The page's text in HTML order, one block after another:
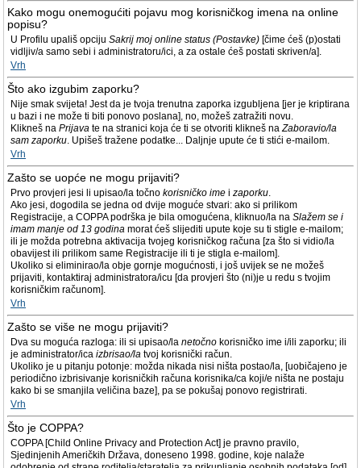
Kako mogu onemogućiti pojavu mog korisničkog imena na online
popisu?
U Profilu upališ opciju Sakrij moj online status (Postavke) [čime ćeš (p)ostati
vidljiv/a samo sebi i administratoru/ici, a za ostale ćeš postati skriven/a].
Vrh
Što ako izgubim zaporku?
Nije smak svijeta! Jest da je tvoja trenutna zaporka izgubljena [jer je kriptirana
u bazi i ne može ti biti ponovo poslana], no, možeš zatražiti novu.
Klikneš na Prijava te na stranici koja će ti se otvoriti klikneš naZaboravio/la
sam zaporku. Upišeš tražene podatke... Daljnje upute će ti stići e-mailom.
Vrh
Zašto se uopće ne mogu prijaviti?
Prvo provjeri jesi li upisao/la točno korisničko ime i zaporku.
Ako jesi, dogodila se jedna od dvije moguće stvari: ako si prilikom
Registracije, a COPPA podrška je bila omogućena, kliknuo/la na Slažem se i
imam manje od 13 godina morat ćeš slijediti upute koje su ti stigle e-mailom;
ili je možda potrebna aktivacija tvojeg korisničkog računa [za što si vidio/la
obavijest ili prilikom same Registracije ili ti je stigla e-mailom].
Ukoliko si eliminirao/la obje gornje mogućnosti, i još uvijek se ne možeš
prijaviti, kontaktiraj administratora/icu [da provjeri što (ni)je u redu s tvojim
korisničkim računom].
Vrh
Zašto se više ne mogu prijaviti?
Dva su moguća razloga: ili si upisao/la netočno korisničko ime i/ili zaporku; ili
je administrator/ica izbrisao/la tvoj korisnički račun.
Ukoliko je u pitanju potonje: možda nikada nisi ništa postao/la, [uobičajeno je
periodično izbrisivanje korisničkih računa korisnika/ca koji/e ništa ne postaju
kako bi se smanjila veličina baze], pa se pokušaj ponovo registrirati.
Vrh
Što je COPPA?
COPPA [Child Online Privacy and Protection Act] je pravno pravilo,
Sjedinjenih Američkih Država, doneseno 1998. godine, koje nalaže